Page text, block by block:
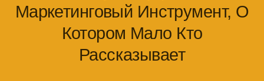
Маркетинговый Инструмент, О
Котором Мало Кто
Рассказывает